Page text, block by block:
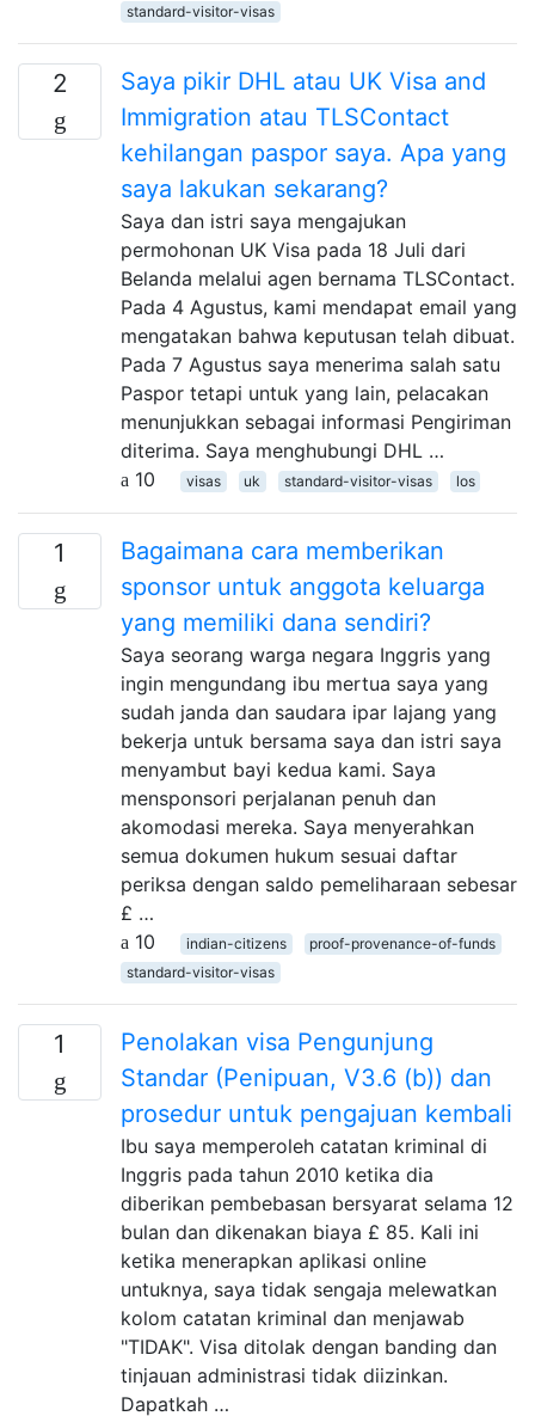
standard-visitor-visas
2
Saya pikir DHL atau UK Visa and
Immigration atau TLSContact
kehilangan paspor saya. Apa yang
saya lakukan sekarang?
Saya dan istri saya mengajukan
permohonan UK Visa pada 18 Juli dari
Belanda melalui agen bernama TLSContact.
Pada 4 Agustus, kami mendapat email yang
mengatakan bahwa keputusan telah dibuat.
Pada 7 Agustus saya menerima salah satu
Paspor tetapi untuk yang lain, pelacakan
menunjukkan sebagai informasi Pengiriman
diterima. Saya menghubungi DHL …
10
visas uk standard-visitor-visas los
1
Bagaimana cara memberikan
sponsor untuk anggota keluarga
yang memiliki dana sendiri?
Saya seorang warga negara Inggris yang
ingin mengundang ibu mertua saya yang
sudah janda dan saudara ipar lajang yang
bekerja untuk bersama saya dan istri saya
menyambut bayi kedua kami. Saya
mensponsori perjalanan penuh dan
akomodasi mereka. Saya menyerahkan
semua dokumen hukum sesuai daftar
periksa dengan saldo pemeliharaan sebesar
£ …
10
indian-citizens
proof-provenance-of-funds
standard-visitor-visas
1
Penolakan visa Pengunjung
Standar (Penipuan, V3.6 (b)) dan
prosedur untuk pengajuan kembali
Ibu saya memperoleh catatan kriminal di
Inggris pada tahun 2010 ketika dia
diberikan pembebasan bersyarat selama 12
bulan dan dikenakan biaya £ 85. Kali ini
ketika menerapkan aplikasi online
untuknya, saya tidak sengaja melewatkan
kolom catatan kriminal dan menjawab
"TIDAK". Visa ditolak dengan banding dan
tinjauan administrasi tidak diizinkan.
Dapatkah …